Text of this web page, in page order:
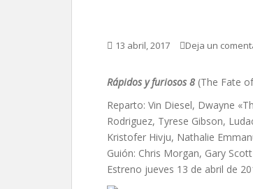
13 abril, 2017 Deja un
Rápidos y furiosos 8 (The Fate
Reparto: Vin Diesel, Dwayne
Rodriguez, Tyrese Gibson,
Kristofer Hivju, Nathalie
Guión: Chris Morgan, Gary
Estreno jueves 13 de abril de